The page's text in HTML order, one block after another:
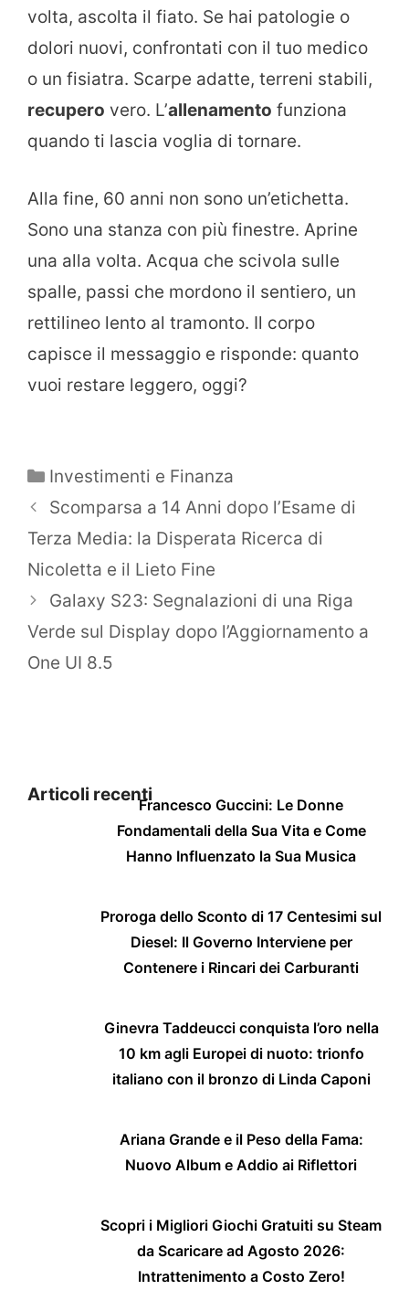
volta, ascolta il fiato. Se hai patologie o
dolori nuovi, confrontati con il tuo medico
o un fisiatra. Scarpe adatte, terreni stabili,
recupero vero. L’allenamento funziona
quando ti lascia voglia di tornare.
Alla fine, 60 anni non sono un’etichetta.
Sono una stanza con più finestre. Aprine
una alla volta. Acqua che scivola sulle
spalle, passi che mordono il sentiero, un
rettilineo lento al tramonto. Il corpo
capisce il messaggio e risponde: quanto
vuoi restare leggero, oggi?
Categorie
Investimenti e Finanza
Scomparsa a 14 Anni dopo l’Esame di
Terza Media: la Disperata Ricerca di
Nicoletta e il Lieto Fine
Galaxy S23: Segnalazioni di una Riga
Verde sul Display dopo l’Aggiornamento a
One UI 8.5
Articoli recentiFrancesco Guccini: Le Donne
Fondamentali della Sua Vita e Come
Hanno Influenzato la Sua Musica
Proroga dello Sconto di 17 Centesimi sul
Diesel: Il Governo Interviene per
Contenere i Rincari dei Carburanti
Ginevra Taddeucci conquista l’oro nella
10 km agli Europei di nuoto: trionfo
italiano con il bronzo di Linda Caponi
Ariana Grande e il Peso della Fama:
Nuovo Album e Addio ai Riflettori
Scopri i Migliori Giochi Gratuiti su Steam
da Scaricare ad Agosto 2026:
Intrattenimento a Costo Zero!